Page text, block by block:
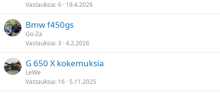
Vastauksia 6 19.4.2026
Bmw f450gs
Go-Za
Vastauksia 3 4.2.2026
G 650 X kokemuksia
LeWe
Vastauksia 16 5.11.2025